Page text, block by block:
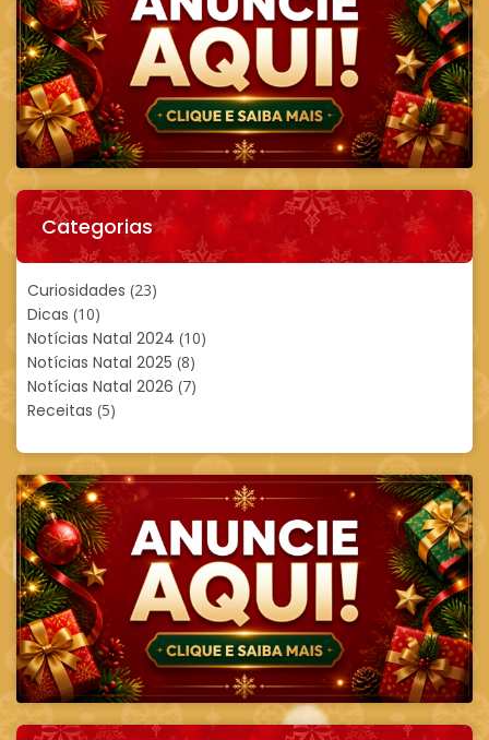
Categorias
Curiosidades (23)
Dicas (10)
Notícias Natal 2024 (10)
Notícias Natal 2025 (8)
Notícias Natal 2026 (7)
Receitas (5)